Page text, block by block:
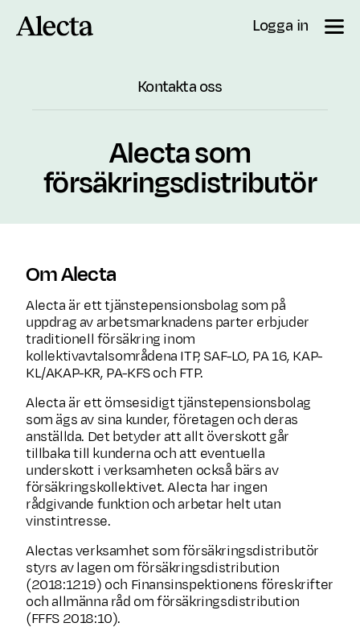
Logga in
Kontakta oss
Alecta som
försäkringsdistributör
Om Alecta
Alecta är ett tjänstepensionsbolag som på
uppdrag av arbetsmarknadens parter erbjuder
traditionell försäkring inom
kollektivavtalsområdena ITP, SAF-LO, PA 16, KAP-
KL/AKAP-KR, PA-KFS och FTP.
Alecta är ett ömsesidigt tjänstepensionsbolag
som ägs av sina kunder, företagen och deras
anställda. Det betyder att allt överskott går
tillbaka till kunderna och att eventuella
underskott i verksamheten också bärs av
försäkringskollektivet. Alecta har ingen
rådgivande funktion och arbetar helt utan
vinstintresse.
Alectas verksamhet som försäkringsdistributör
styrs av lagen om försäkringsdistribution
(2018:1219) och Finansinspektionens föreskrifter
och allmänna råd om försäkringsdistribution
(FFFS 2018:10).